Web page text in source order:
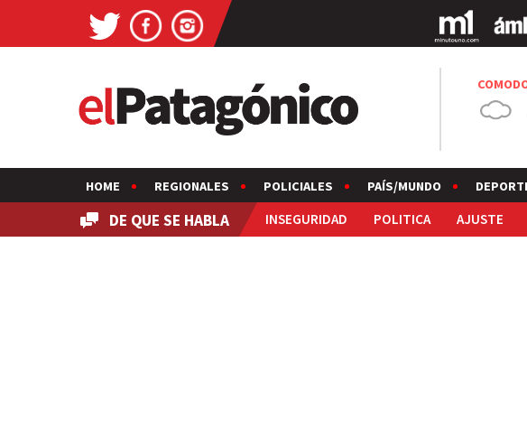
HOME REGIONALES POLICIALES PAÍS/MUNDO
DE QUE SE HABLA INSEGURIDAD POLITICA AJUSTE